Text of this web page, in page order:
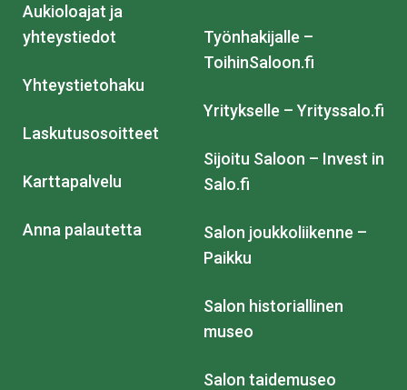
Aukioloajat ja
yhteystiedot
Yhteystietohaku
Laskutusosoitteet
Karttapalvelu
Anna palautetta
Työnhakijalle –
ToihinSaloon.fi
Yritykselle – Yrityssalo.fi
Sijoitu Saloon – Invest in
Salo.fi
Salon joukkoliikenne –
Paikku
Salon historiallinen
museo
Salon taidemuseo